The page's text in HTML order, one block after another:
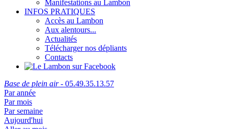
Manifestations au Lambon
INFOS PRATIQUES
Accès au Lambon
Aux alentours...
Actualités
Télécharger nos dépliants
Contacts
Base de plein air- 05.49.35.13.57
Par année
Par mois
Par semaine
Aujourd'hui